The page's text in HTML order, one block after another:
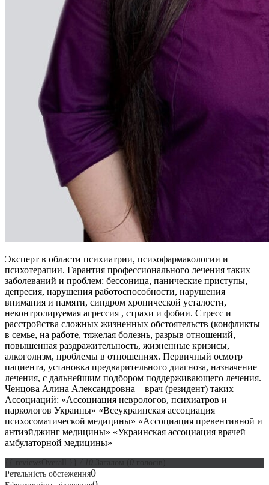
Эксперт в области психиатрии, психофармакологии и
психотерапии. Гарантия профессионального лечения таких
заболеваний и проблем: бессоница, панические приступы,
депресия, нарушения работоспособности, нарушения
внимания и памяти, синдром хронической усталости,
неконтролируемая агрессия , страхи и фобии. Стресс и
расстройства сложных жизненных обстоятельств (конфликты
в семье, на работе, тяжелая болезнь, разрыв отношений,
повышенная раздражительность, жизненные кризисы,
алкоголизм, проблемы в отношениях. Первичный осмотр
пациента, установка предварительного диагноза, назначение
лечения, с дальнейшим подбором поддерживающего лечения.
Ченцова Алина Александровна – врач (резидент) таких
Ассоциаций: «Ассоциация неврологов, психиатров и
наркологов Украины» «Всеукраинская ассоциация
психосоматической медицины» «Ассоциация превентивной и
антиэйджинг медицины» «Украинская ассоциация врачей
амбулаторной медицины»
Ретельність обстеження0